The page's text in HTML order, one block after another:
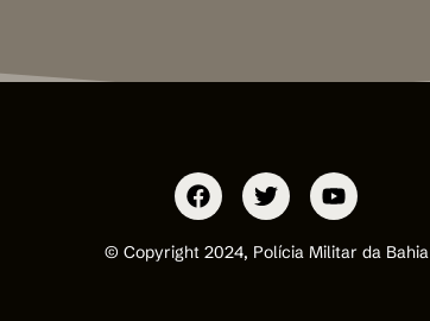
© Copyright 2024, Polícia Militar da Bahia